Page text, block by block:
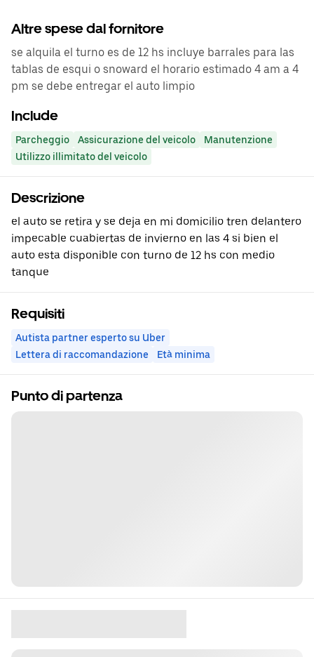
Altre spese dal fornitore
se alquila el turno es de 12 hs incluye barrales para las
tablas de esqui o snoward el horario estimado 4 am a 4
pm se debe entregar el auto limpio
Include
Parcheggio Assicurazione del veicolo
Manutenzione
Utilizzo illimitato del veicolo
Descrizione
el auto se retira y se deja en mi domicilio tren delantero
impecable cuabiertas de invierno en las 4 si bien el
auto esta disponible con turno de 12 hs con medio
tanque
Requisiti
Autista partner esperto su Uber
Lettera di raccomandazione
Età minima
Punto di partenza